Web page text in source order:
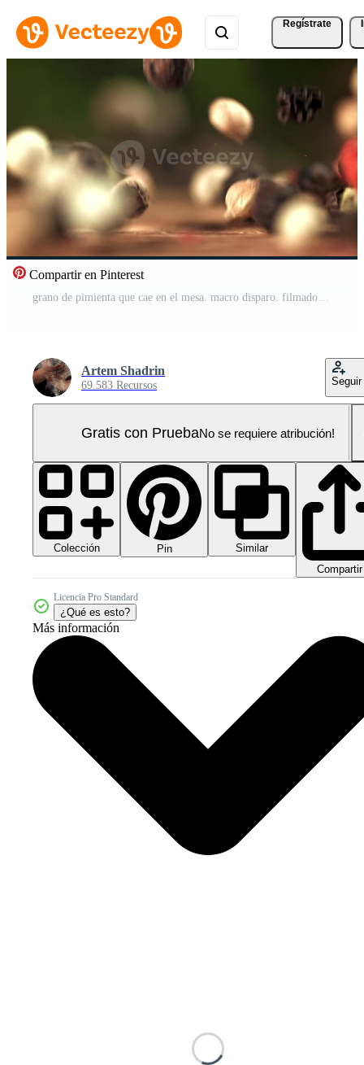
Regístrate
Compartir en Pinterest
grano de pimienta que cae en el mesa. macro disparo. filmado en un alta velocidad cámara a 1000 fps. alto calidad full HD imágenes Vídeo Pro
Artem Shadrin
69.583 Recursos Seguir
Gratis con PruebaNo se requiere atribución!
Colección Pin
Similar
Compartir
Licencia Pro Standard
¿Qué es esto?
Más información